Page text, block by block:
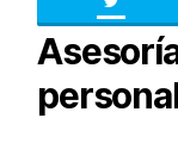
Twitter